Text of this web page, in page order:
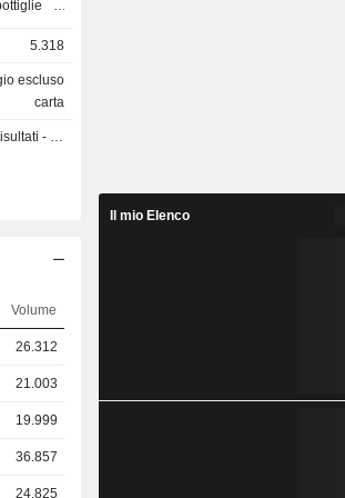
e
conduce
e forni di
Gallo
Vetro
5.318
escluso
carta
Q3 2026
Volume
26.312
21.003
19.999
36.857
24.825
Il mio Elenco